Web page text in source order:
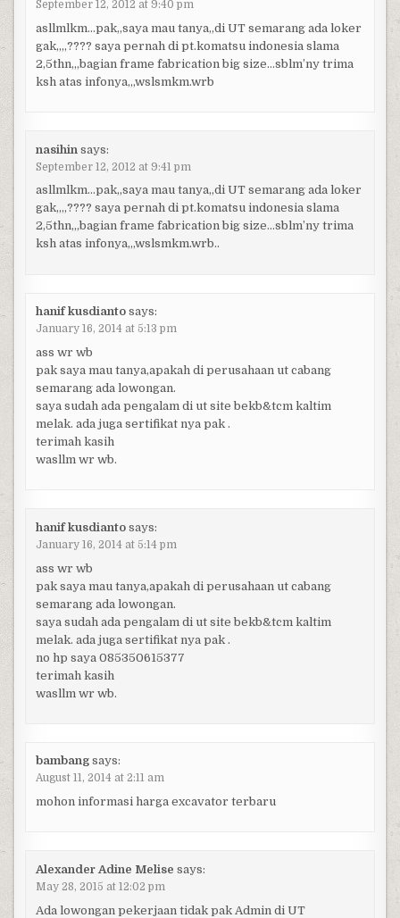
September 12, 2012 at 9:40 pm
asllmlkm…pak,,saya mau tanya,,di UT semarang ada loker
gak,,,,???? saya pernah di pt.komatsu indonesia slama
2,5thn,,,bagian frame fabrication big size…sblm’ny trima
ksh atas infonya,,,wslsmkm.wrb
nasihin says:
September 12, 2012 at 9:41 pm
asllmlkm…pak,,saya mau tanya,,di UT semarang ada loker
gak,,,,???? saya pernah di pt.komatsu indonesia slama
2,5thn,,,bagian frame fabrication big size…sblm’ny trima
ksh atas infonya,,,wslsmkm.wrb..
hanif kusdianto says:
January 16, 2014 at 5:13 pm
ass wr wb
pak saya mau tanya,apakah di perusahaan ut cabang
semarang ada lowongan.
saya sudah ada pengalam di ut site bekb&tcm kaltim
melak. ada juga sertifikat nya pak .
terimah kasih
wasllm wr wb.
hanif kusdianto says:
January 16, 2014 at 5:14 pm
ass wr wb
pak saya mau tanya,apakah di perusahaan ut cabang
semarang ada lowongan.
saya sudah ada pengalam di ut site bekb&tcm kaltim
melak. ada juga sertifikat nya pak .
no hp saya 085350615377
terimah kasih
wasllm wr wb.
bambang says:
August 11, 2014 at 2:11 am
mohon informasi harga excavator terbaru
Alexander Adine Melise says:
May 28, 2015 at 12:02 pm
Ada lowongan pekerjaan tidak pak Admin di UT